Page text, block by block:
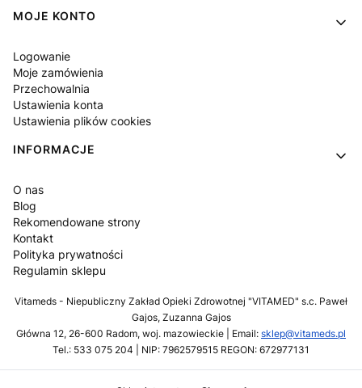
MOJE KONTO
Logowanie
Moje zamówienia
Przechowalnia
Ustawienia konta
Ustawienia plików cookies
INFORMACJE
O nas
Blog
Rekomendowane strony
Kontakt
Polityka prywatności
Regulamin sklepu
Vitameds - Niepubliczny Zakład Opieki Zdrowotnej "VITAMED" s.c. Paweł
Gajos, Zuzanna Gajos
Główna 12, 26-600 Radom, woj. mazowieckie | Email: sklep@vitameds.pl
Tel.: 533 075 204 | NIP: 7962579515 REGON: 672977131